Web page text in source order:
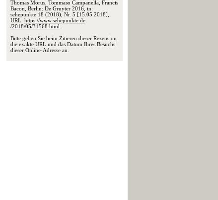
Thomas Morus, Tommaso Campanella, Francis
Bacon, Berlin: De Gruyter 2016, in:
sehepunkte 18 (2018), Nr. 5 [15.05.2018],
URL: https://www.sehepunkte.de
/2018/05/31568.html
Bitte geben Sie beim Zitieren dieser Rezension
die exakte URL und das Datum Ihres Besuchs
dieser Online-Adresse an.